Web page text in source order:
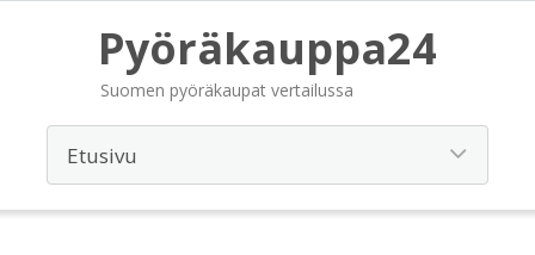
Pyöräkauppa24
Suomen pyöräkaupat vertailussa